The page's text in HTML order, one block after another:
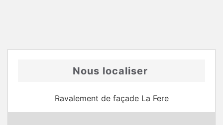
Nous localiser
Ravalement de façade La Fere